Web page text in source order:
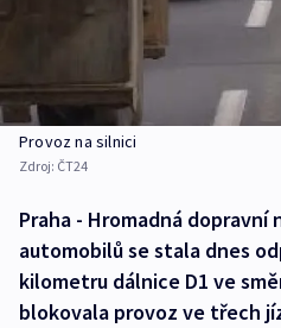
Provoz na silnici
Zdroj: ČT24
Praha - Hromadná dopravní
automobilů se stala dnes
kilometru dálnice D1 ve
blokovala provoz ve třech